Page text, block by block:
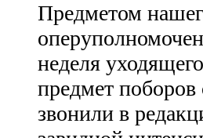
Предметом
неделя
предмет
звонили в